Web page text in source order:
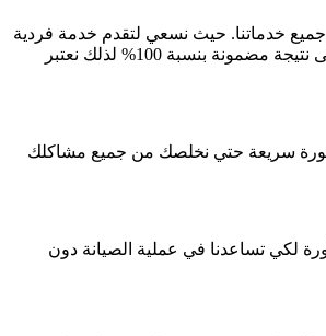
جميع خدماتنا. حيث نسعي لتقدم خدمة فردية
بنسبة 100% لذلك نعتبر
سريعة حتي نخلصك من جميع مشاكلك
لكي تساعدنا في عملية الصيانة دون